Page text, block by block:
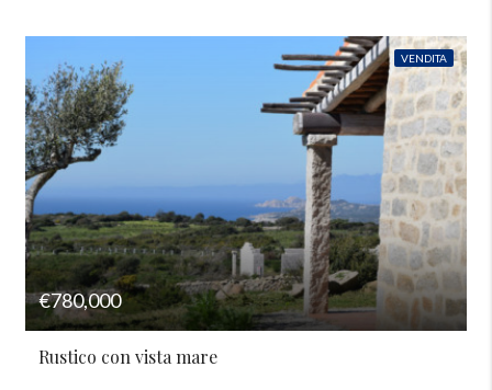
VENDITA
€780,000
Rustico con vista mare